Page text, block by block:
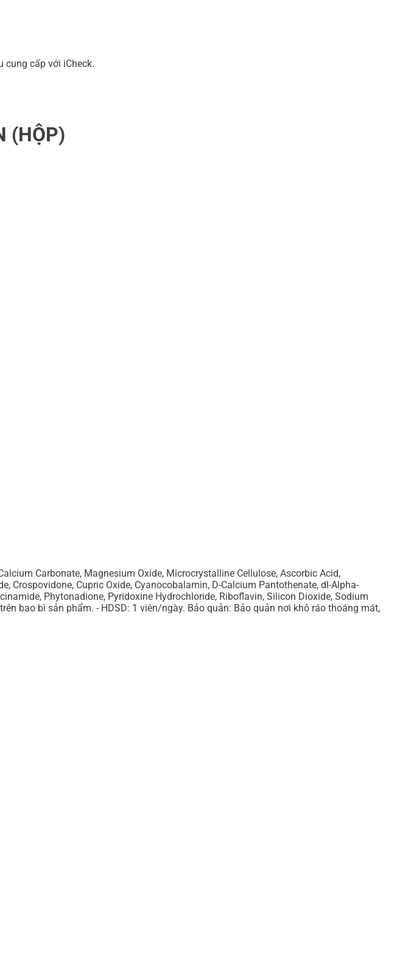
cấp với iCheck.
(HỘP)
Carbonate, Magnesium Oxide, Microcrystalline Cellulose, Ascorbic Acid,
Crospovidone, Cupric Oxide, Cyanocobalamin, D-Calcium Pantothenate, dl-Alpha-
Phytonadione, Pyridoxine Hydrochloride, Riboflavin, Silicon Dioxide, Sodium
bao bì sản phẩm. - HDSD: 1 viên/ngày. Bảo quản: Bảo quản nơi khô ráo thoáng mát,